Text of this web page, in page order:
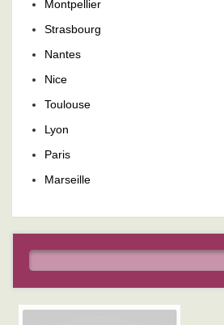
Montpellier
Strasbourg
Nantes
Nice
Toulouse
Lyon
Paris
Marseille